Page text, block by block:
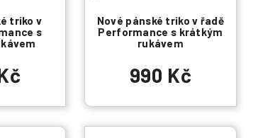
triko v
s
Nové pánské triko v řadě
Performance s krátkým
rukávem
990 Kč